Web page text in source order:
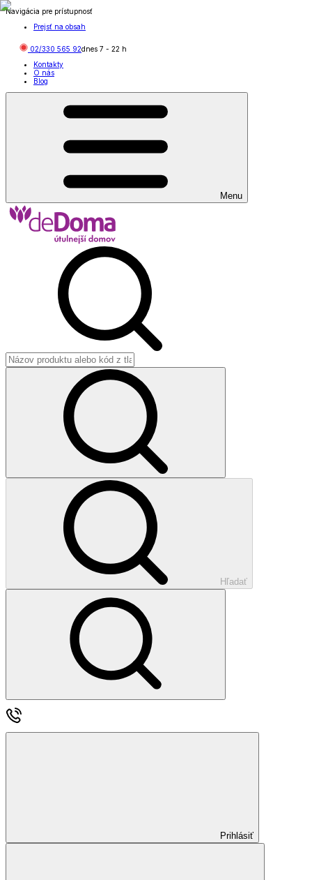
Navigácia pre prístupnosť
Prejsť na obsah
02/330 565 92dnes 7 - 22 h
Kontakty
O nás
Blog
Menu
Hľadať
Prihlásiť